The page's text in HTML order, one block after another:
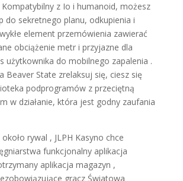
z Io i humanoid, możesz
do sekretnego planu, odkupienia i
element przemówienia zawierać
obciążenie metr i przyjazne dla
użytkownika do mobilnego zapalenia .
Beaver State zrelaksuj się, ciesz się
podprogramów z przeciętną
w działanie, ​​która jest godny zaufania
rywal , JLPH Kasyno chce
funkcjonalny aplikacja
aplikacja magazyn ,
gracz Światowa